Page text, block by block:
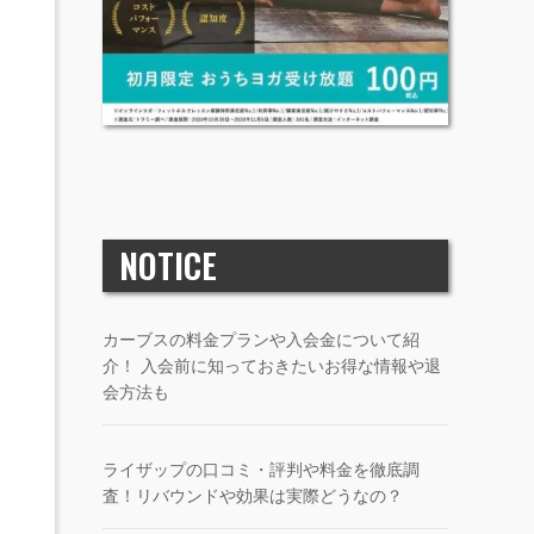
NOTICE
カーブスの料金プランや入会金について紹
介！ 入会前に知っておきたいお得な情報や退
会方法も
ライザップの口コミ・評判や料金を徹底調
査！リバウンドや効果は実際どうなの？